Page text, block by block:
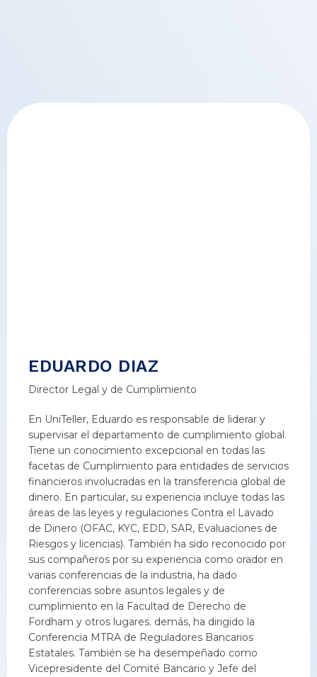
EDUARDO DIAZ
Director Legal y de Cumplimiento
En UniTeller, Eduardo es responsable de liderar y
supervisar el departamento de cumplimiento global.
Tiene un conocimiento excepcional en todas las
facetas de Cumplimiento para entidades de servicios
financieros involucradas en la transferencia global de
dinero. En particular, su experiencia incluye todas las
áreas de las leyes y regulaciones Contra el Lavado
de Dinero (OFAC, KYC, EDD, SAR, Evaluaciones de
Riesgos y licencias). También ha sido reconocido por
sus compañeros por su experiencia como orador en
varias conferencias de la industria, ha dado
conferencias sobre asuntos legales y de
cumplimiento en la Facultad de Derecho de
Fordham y otros lugares. demás, ha dirigido la
Conferencia MTRA de Reguladores Bancarios
Estatales. También se ha desempeñado como
Vicepresidente del Comité Bancario y Jefe del